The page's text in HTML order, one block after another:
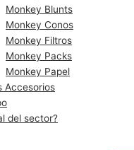
Monkey Blunts
Monkey Conos
Monkey Filtros
Monkey Packs
Monkey Papel
Accesorios
del sector?